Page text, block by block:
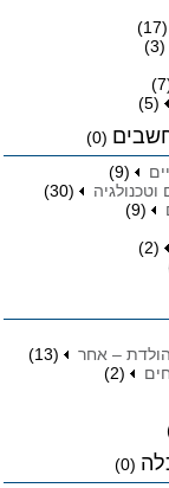
(5)
(0)
(9)
(30)
(9)
(2)
– אחר
(13)
(2)
(0)